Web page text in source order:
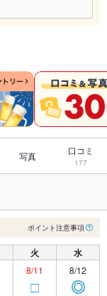
写真 口コミ
177
ポイント注意事項
火 水
8/11
□
8/12
◎